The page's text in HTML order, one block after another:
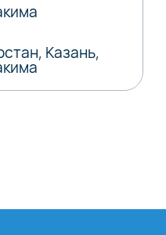
Казань,